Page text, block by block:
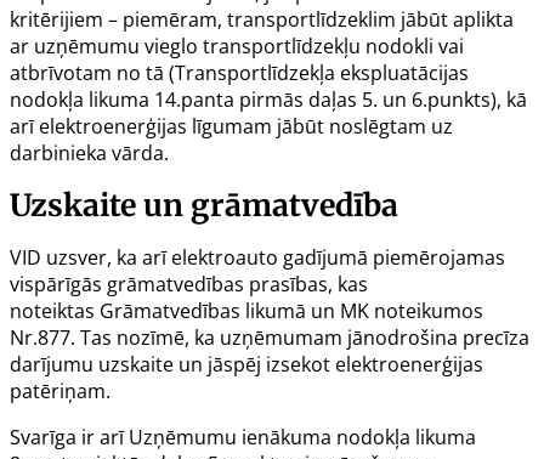
kritērijiem – piemēram, transportlīdzeklim jābūt aplikta
ar uzņēmumu vieglo transportlīdzekļu nodokli vai
atbrīvotam no tā (Transportlīdzekļa ekspluatācijas
nodokļa likuma 14.panta pirmās daļas 5. un 6.punkts), kā
arī elektroenerģijas līgumam jābūt noslēgtam uz
darbinieka vārda.
Uzskaite un grāmatvedība
VID uzsver, ka arī elektroauto gadījumā piemērojamas
vispārīgās grāmatvedības prasības, kas
noteiktas Grāmatvedības likumā un MK noteikumos
Nr.877. Tas nozīmē, ka uzņēmumam jānodrošina precīza
darījumu uzskaite un jāspēj izsekot elektroenerģijas
patēriņam.
Svarīga ir arī Uzņēmumu ienākuma nodokļa likuma